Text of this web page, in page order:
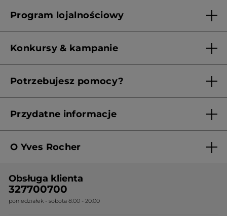
Franczyza
Program lojalnościowy
Konkursy & kampanie
Potrzebujesz pomocy?
Przydatne informacje
Polityka prywatności
Cennik
Ogólne warunki sprzedaży
O Yves Rocher
Nasza wiedza botaniczna
Nasze zobowiązania
Obsługa klienta
327700700
poniedziałek - sobota 8:00 - 20:00